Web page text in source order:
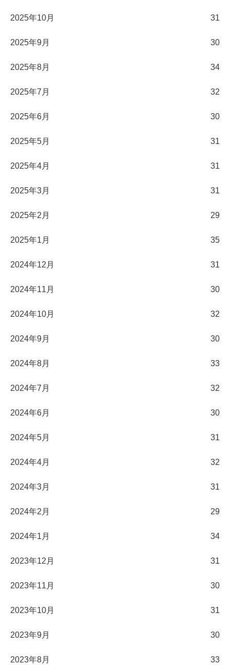
2025年10月 31
2025年9月 30
2025年8月 34
2025年7月 32
2025年6月 30
2025年5月 31
2025年4月 31
2025年3月 31
2025年2月 29
2025年1月 35
2024年12月 31
2024年11月 30
2024年10月 32
2024年9月 30
2024年8月 33
2024年7月 32
2024年6月 30
2024年5月 31
2024年4月 32
2024年3月 31
2024年2月 29
2024年1月 34
2023年12月 31
2023年11月 30
2023年10月 31
2023年9月 30
2023年8月 33